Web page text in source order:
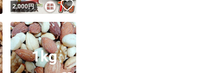
このユーザーは高頻度で24時間以内に発送しています
このユーザーは設定した発送日数内に発送しています
いいね！
2,000円 いいね！